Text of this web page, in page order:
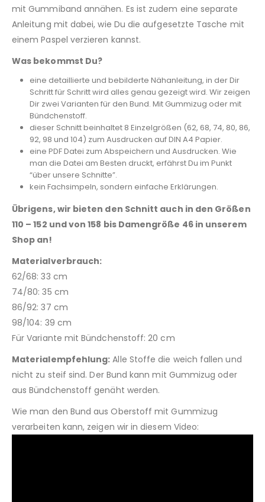
mit Gummiband annähen. Es ist zudem eine separate
Anleitung mit dabei, wie Du die aufgesetzte Tasche mit
einem Paspel verzieren kannst.
Was bekommst Du?
eine detaillierte und bebilderte Nähanleitung, in der Dir
Schritt für Schritt wird alles genau gezeigt wird. Wir zeigen
Dir zwei Varianten für den Bund. Mit Gummizug oder mit
Bündchenstoff.
dieser Schnitt beinhaltet 8 Einzelgrößen (62, 68, 74, 80, 86,
92, 98 und 104) zum Ausdrucken auf DIN A4 Papier.
eine PDF Datei zum Abspeichern und Ausdrucken. Wie
man die Datei am Besten druckt, erfährst Du im Punkt
“über unsere Schnitte”.
kein Fachsimpeln, sondern einfache Erklärungen.
Übrigens, wir bieten den Schnitt auch in den Größen
110 – 152 und von 158 bis Damengröße 46 in unserem
Shop an!
Materialverbrauch:
62/68: 33 cm
74/80: 35 cm
86/92: 37 cm
98/104: 39 cm
Für Variante mit Bündchenstoff: 20 cm
Materialempfehlung: Alle Stoffe die weich fallen und
nicht zu steif sind. Der Bund kann mit Gummizug oder
aus Bündchenstoff genäht werden.
Wie man den Bund aus Oberstoff mit Gummizug
verarbeiten kann, zeigen wir in diesem Video: